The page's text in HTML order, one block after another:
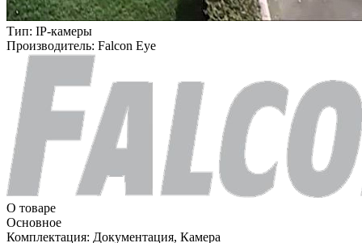
Тип: IP-камеры
Производитель: Falcon Eye
О товаре
Основное
Комплектация: Документация, Камера